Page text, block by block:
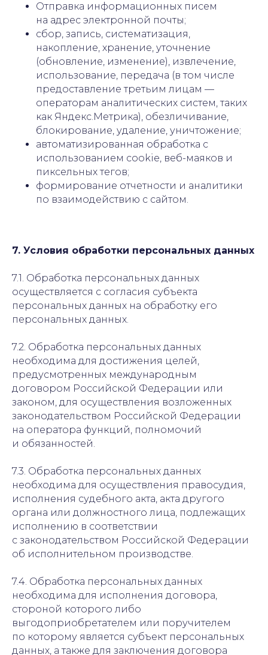
Отправка информационных писем
на адрес электронной почты;
сбор, запись, систематизация,
накопление, хранение, уточнение
(обновление, изменение), извлечение,
использование, передача (в том числе
предоставление третьим лицам —
операторам аналитических систем, таких
как Яндекс.Метрика), обезличивание,
блокирование, удаление, уничтожение;
автоматизированная обработка с
использованием cookie, веб-маяков и
пиксельных тегов;
формирование отчетности и аналитики
по взаимодействию с сайтом.
7. Условия обработки персональных данных
7.1. Обработка персональных данных
осуществляется с согласия субъекта
персональных данных на обработку его
персональных данных.
7.2. Обработка персональных данных
необходима для достижения целей,
предусмотренных международным
договором Российской Федерации или
законом, для осуществления возложенных
законодательством Российской Федерации
на оператора функций, полномочий
и обязанностей.
7.3. Обработка персональных данных
необходима для осуществления правосудия,
исполнения судебного акта, акта другого
органа или должностного лица, подлежащих
исполнению в соответствии
с законодательством Российской Федерации
об исполнительном производстве.
7.4. Обработка персональных данных
необходима для исполнения договора,
стороной которого либо
выгодоприобретателем или поручителем
по которому является субъект персональных
данных, а также для заключения договора